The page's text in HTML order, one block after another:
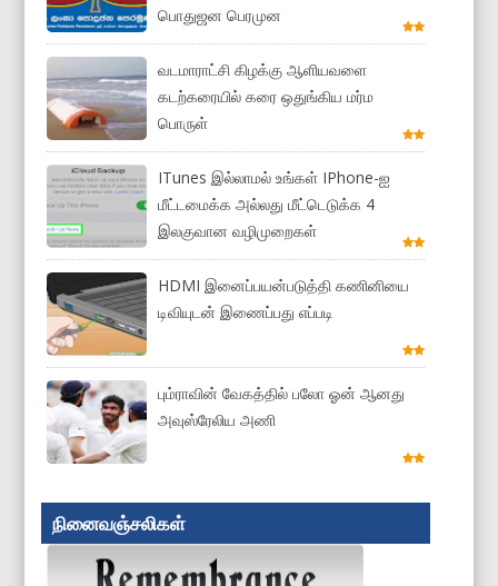
பொதுஜன பெரமுன
வடமாராட்சி கிழக்கு ஆளியவளை
கடற்கரையில் கரை ஒதுங்கிய மர்ம
பொருள்
ITunes இல்லாமல் உங்கள் IPhone-ஐ
மீட்டமைக்க அல்லது மீட்டெடுக்க 4
இலகுவான வழிமுறைகள்
HDMI இனைப்பயன்படுத்தி கணினியை
டிவியுடன் இணைப்பது எப்படி
பும்ராவின் வேகத்தில் பலோ ஓன் ஆனது
அவுஸ்ரேலிய அணி
நினைவஞ்சலிகள்